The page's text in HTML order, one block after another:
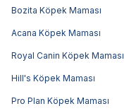
Bozita Köpek Maması
Acana Köpek Maması
Royal Canin Köpek Maması
Hill's Köpek Maması
Pro Plan Köpek Maması